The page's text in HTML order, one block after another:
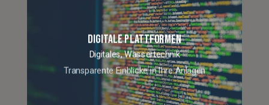
DIGITALE PLATTFORMEN
Digitales,Wassertechnik
Transparente Einblicke in Ihre Anlagen